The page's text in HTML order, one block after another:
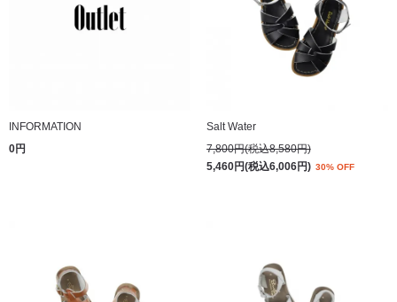
INFORMATION
0円
Salt Water
7,800円(税込8,580円)
5,460円(税込6,006円) 30% OFF